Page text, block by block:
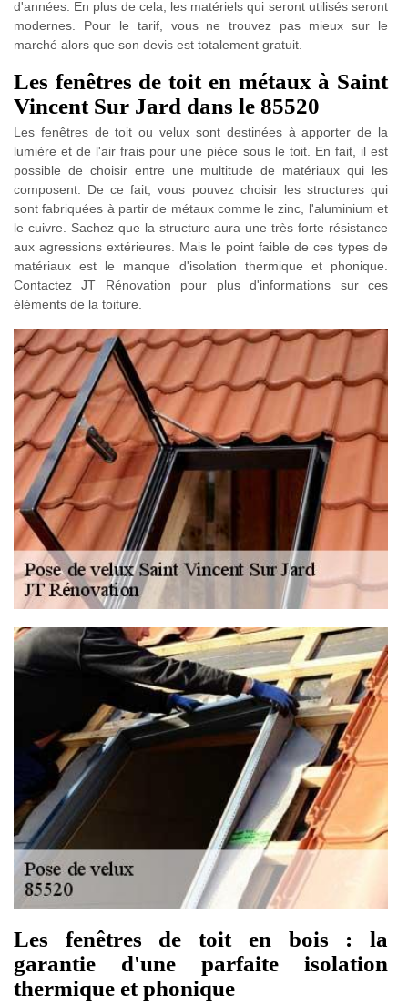
d'années. En plus de cela, les matériels qui seront utilisés seront
modernes. Pour le tarif, vous ne trouvez pas mieux sur le
marché alors que son devis est totalement gratuit.
Les fenêtres de toit en métaux à Saint
Vincent Sur Jard dans le 85520
Les fenêtres de toit ou velux sont destinées à apporter de la
lumière et de l'air frais pour une pièce sous le toit. En fait, il est
possible de choisir entre une multitude de matériaux qui les
composent. De ce fait, vous pouvez choisir les structures qui
sont fabriquées à partir de métaux comme le zinc, l'aluminium et
le cuivre. Sachez que la structure aura une très forte résistance
aux agressions extérieures. Mais le point faible de ces types de
matériaux est le manque d'isolation thermique et phonique.
Contactez JT Rénovation pour plus d'informations sur ces
éléments de la toiture.
Les fenêtres de toit en bois : la
garantie d'une parfaite isolation
thermique et phonique